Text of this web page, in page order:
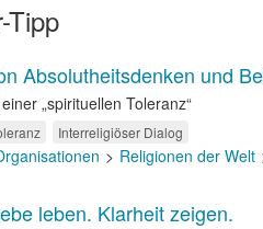
Tipp
Absolutheitsdenken und
„spirituellen Toleranz“
Interreligiöser Dialog
Religionen der Welt
leben. Klarheit zeigen.